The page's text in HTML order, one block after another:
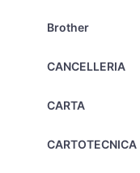
Brother
CANCELLERIA
CARTA
CARTOTECNICA